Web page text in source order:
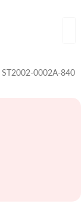
ST2002-0002A-840